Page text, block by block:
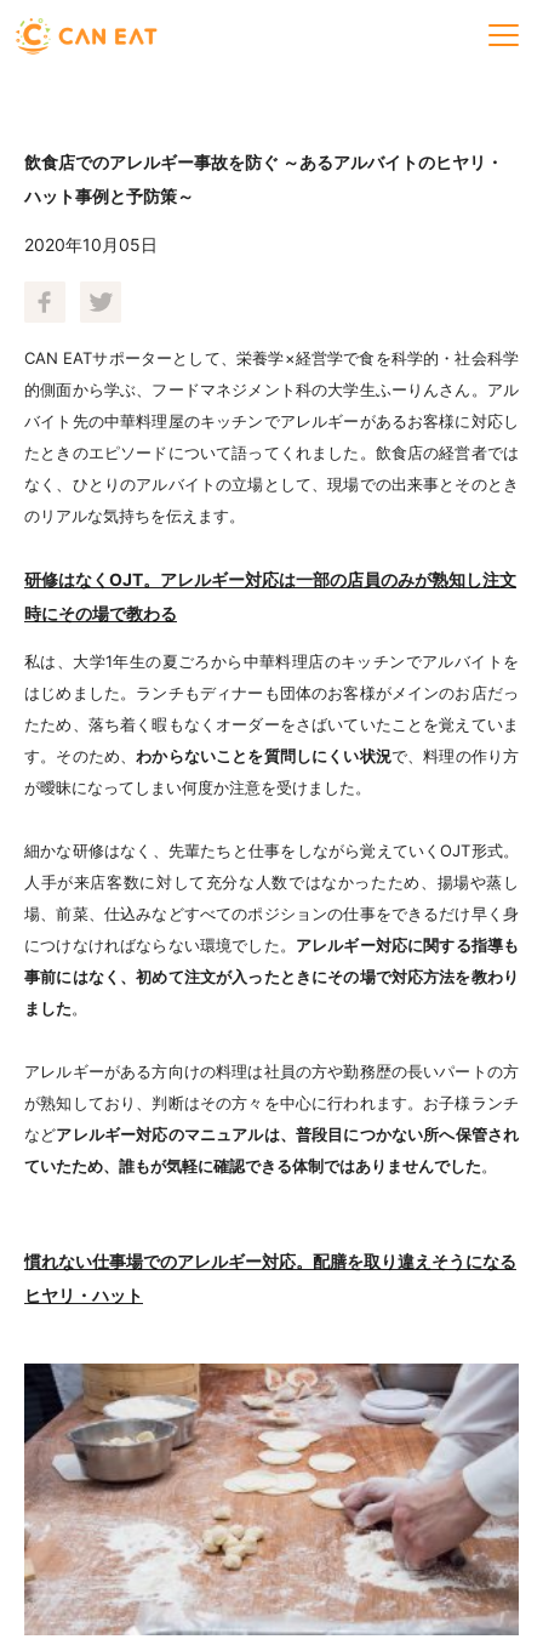
飲食店でのアレルギー事故を防ぐ ～あるアルバイトのヒヤリ・
ハット事例と予防策～
2020年10月05日
CAN EATサポーターとして、栄養学×経営学で食を科学的・社会科学
的側面から学ぶ、フードマネジメント科の大学生ふーりんさん。アル
バイト先の中華料理屋のキッチンでアレルギーがあるお客様に対応し
たときのエピソードについて語ってくれました。飲食店の経営者では
なく、ひとりのアルバイトの立場として、現場での出来事とそのとき
のリアルな気持ちを伝えます。
研修はなくOJT。アレルギー対応は一部の店員のみが熟知し注文
時にその場で教わる
私は、大学1年生の夏ごろから中華料理店のキッチンでアルバイトを
はじめました。ランチもディナーも団体のお客様がメインのお店だっ
たため、落ち着く暇もなくオーダーをさばいていたことを覚えていま
す。そのため、 わからないことを質問しにくい状況で、料理の作り方
が曖昧になってしまい何度か注意を受けました。
細かな研修はなく、先輩たちと仕事をしながら覚えていくOJT形式。
人手が来店客数に対して充分な人数ではなかったため、揚場や蒸し
場、前菜、仕込みなどすべてのポジションの仕事をできるだけ早く身
につけなければならない環境でした。 アレルギー対応に関する指導も
事前にはなく、初めて注文が入ったときにその場で対応方法を教わり
ました。
アレルギーがある方向けの料理は社員の方や勤務歴の長いパートの方
が熟知しており、判断はその方々を中心に行われます。お子様ランチ
などアレルギー対応のマニュアルは、普段目につかない所へ保管され
ていたため、誰もが気軽に確認できる体制ではありませんでした。
慣れない仕事場でのアレルギー対応。配膳を取り違えそうになる
ヒヤリ・ハット